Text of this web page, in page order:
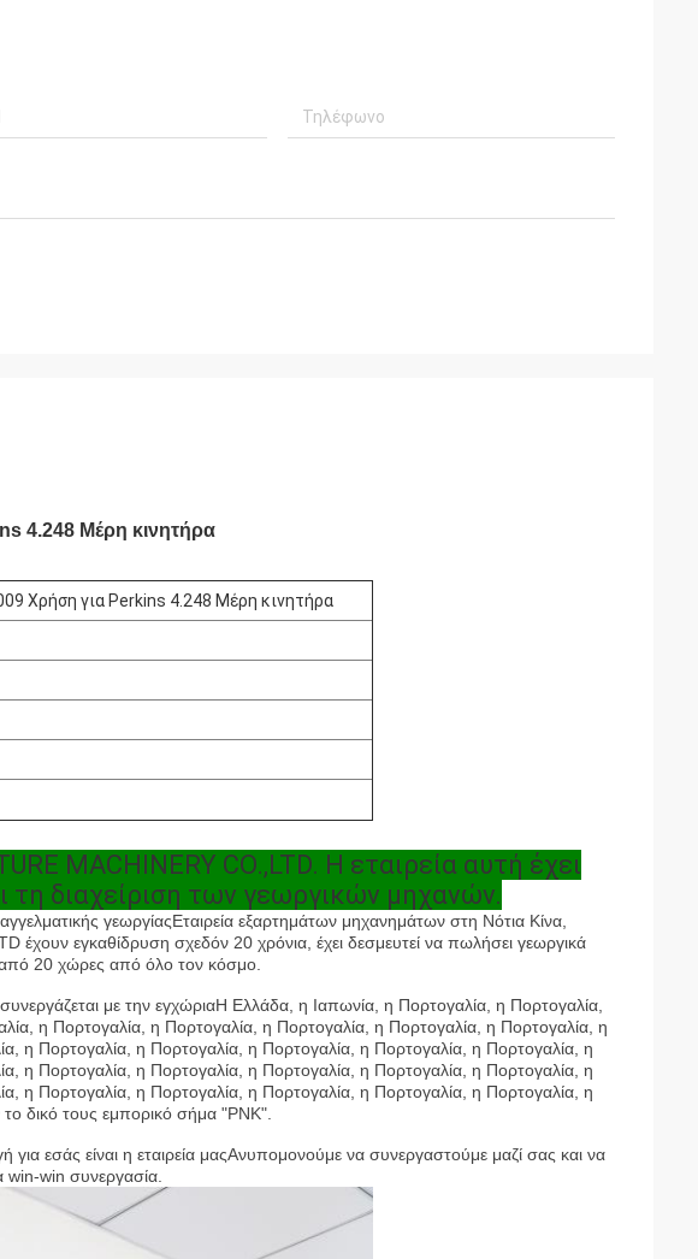
4.248 Μέρη κινητήρα
Χρήση για Perkins 4.248 Μέρη κινητήρα
MACHINERY CO.,LTD. Η εταιρεία αυτή έχει
τη διαχείριση των γεωργικών μηχανών.
γεωργίαςΕταιρεία εξαρτημάτων μηχανημάτων στη Νότια Κίνα,
έχουν εγκαθίδρυση σχεδόν 20 χρόνια, έχει δεσμευτεί να πωλήσει γεωργικά
20 χώρες από όλο τον κόσμο.
με την εγχώριαΗ Ελλάδα, η Ιαπωνία, η Πορτογαλία, η Πορτογαλία,
η Πορτογαλία, η Πορτογαλία, η Πορτογαλία, η Πορτογαλία, η Πορτογαλία, η
η Πορτογαλία, η Πορτογαλία, η Πορτογαλία, η Πορτογαλία, η Πορτογαλία, η
η Πορτογαλία, η Πορτογαλία, η Πορτογαλία, η Πορτογαλία, η Πορτογαλία, η
η Πορτογαλία, η Πορτογαλία, η Πορτογαλία, η Πορτογαλία, η Πορτογαλία, η
δικό τους εμπορικό σήμα "PNK".
εσάς είναι η εταιρεία μαςΑνυπομονούμε να συνεργαστούμε μαζί σας και να
win συνεργασία.